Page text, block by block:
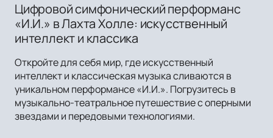
Цифровой симфонический перформанс
«И.И.» в Лахта Холле: искусственный
интеллект и классика
Откройте для себя мир, где искусственный
интеллект и классическая музыка сливаются в
уникальном перформансе «И.И.». Погрузитесь в
музыкально-театральное путешествие с оперными
звездами и передовыми технологиями.